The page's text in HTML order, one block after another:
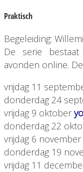
Praktisch
Begeleiding:
De serie
avonden online.
vrijdag 11
donderdag 24
vrijdag 9 oktober
donderdag 22
vrijdag 6 november
donderdag 19
vrijdag 11